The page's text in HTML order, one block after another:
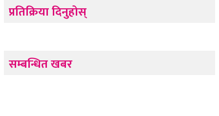
प्रतिक्रिया दिनुहोस्
सम्बन्धित खबर